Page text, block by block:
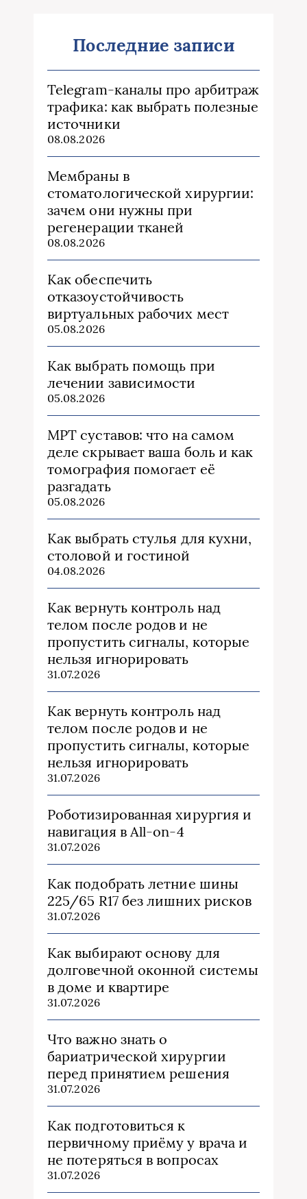
Последние записи
Telegram-каналы про арбитраж
трафика: как выбрать полезные
источники
08.08.2026
Мембраны в
стоматологической хирургии:
зачем они нужны при
регенерации тканей
08.08.2026
Как обеспечить
отказоустойчивость
виртуальных рабочих мест
05.08.2026
Как выбрать помощь при
лечении зависимости
05.08.2026
МРТ суставов: что на самом
деле скрывает ваша боль и как
томография помогает её
разгадать
05.08.2026
Как выбрать стулья для кухни,
столовой и гостиной
04.08.2026
Как вернуть контроль над
телом после родов и не
пропустить сигналы, которые
нельзя игнорировать
31.07.2026
Как вернуть контроль над
телом после родов и не
пропустить сигналы, которые
нельзя игнорировать
31.07.2026
Роботизированная хирургия и
навигация в All-on-4
31.07.2026
Как подобрать летние шины
225/65 R17 без лишних рисков
31.07.2026
Как выбирают основу для
долговечной оконной системы
в доме и квартире
31.07.2026
Что важно знать о
бариатрической хирургии
перед принятием решения
31.07.2026
Как подготовиться к
первичному приёму у врача и
не потеряться в вопросах
31.07.2026